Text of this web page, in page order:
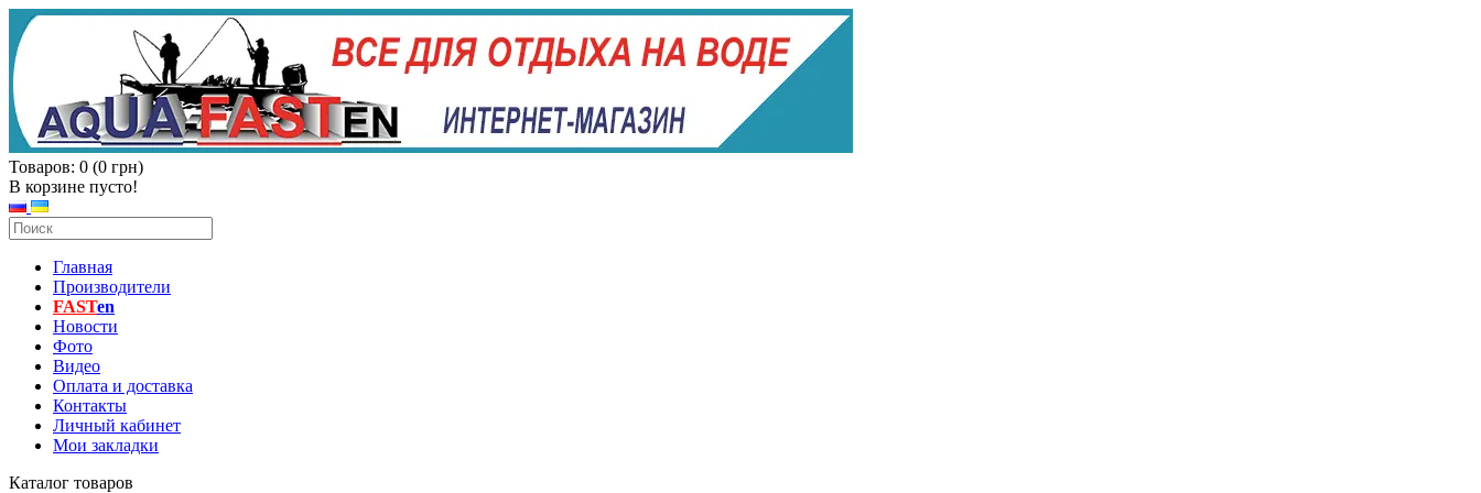
Товаров: 0 (0 грн)
В корзине пусто!
Главная
Производители
FASTen
Новости
Фото
Видео
Оплата и доставка
Контакты
Личный кабинет
Мои закладки
Каталог товаров